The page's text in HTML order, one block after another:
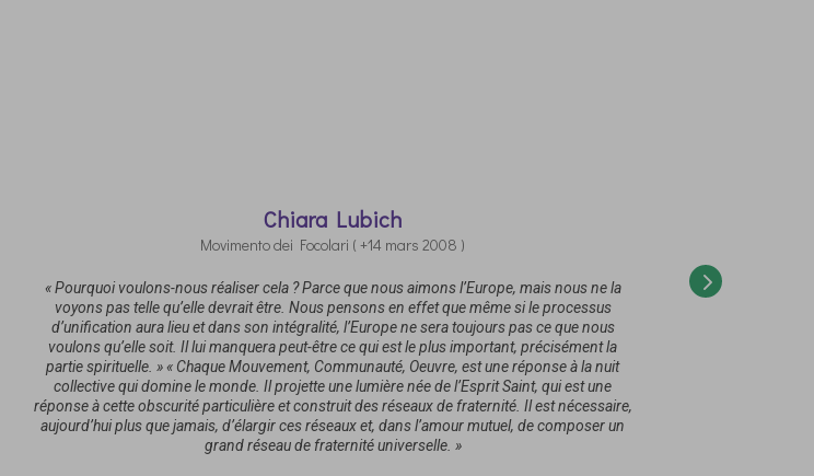
« Pourquoi voulons-nous réaliser cela ? Parce que nous aimons l’Europe, mais nous ne la
voyons pas telle qu’elle devrait être. Nous pensons en effet que même si le processus
d’unification aura lieu et dans son intégralité, l’Europe ne sera toujours pas ce que nous
voulons qu’elle soit. Il lui manquera peut-être ce qui est le plus important, précisément la
partie spirituelle. » « Chaque Mouvement, Communauté, Oeuvre, est une réponse à la nuit
collective qui domine le monde. Il projette une lumière née de l’Esprit Saint, qui est une
réponse à cette obscurité particulière et construit des réseaux de fraternité. Il est nécessaire,
aujourd’hui plus que jamais, d’élargir ces réseaux et, dans l’amour mutuel, de composer un
grand réseau de fraternité universelle. »
Chiara Lubich
Movimento dei Focolari ( +14 mars 2008 )
« Ce que nous
et vécus parmi
en son cœur
communion